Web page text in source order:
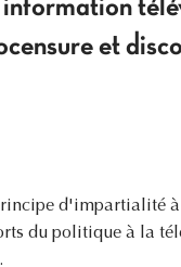
et
d'impartialité
du politique à la